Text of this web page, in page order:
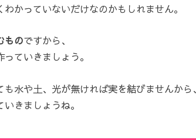
かっていないだけなのかもしれません。
ものですから、
ていきましょう。
水や土、光が無ければ実を結びませんから、
きましょうね。